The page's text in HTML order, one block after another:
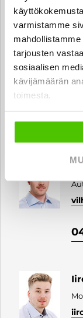
varmistamme
tarjousten
sosiaalisen
kävijämäärän
toimesta.